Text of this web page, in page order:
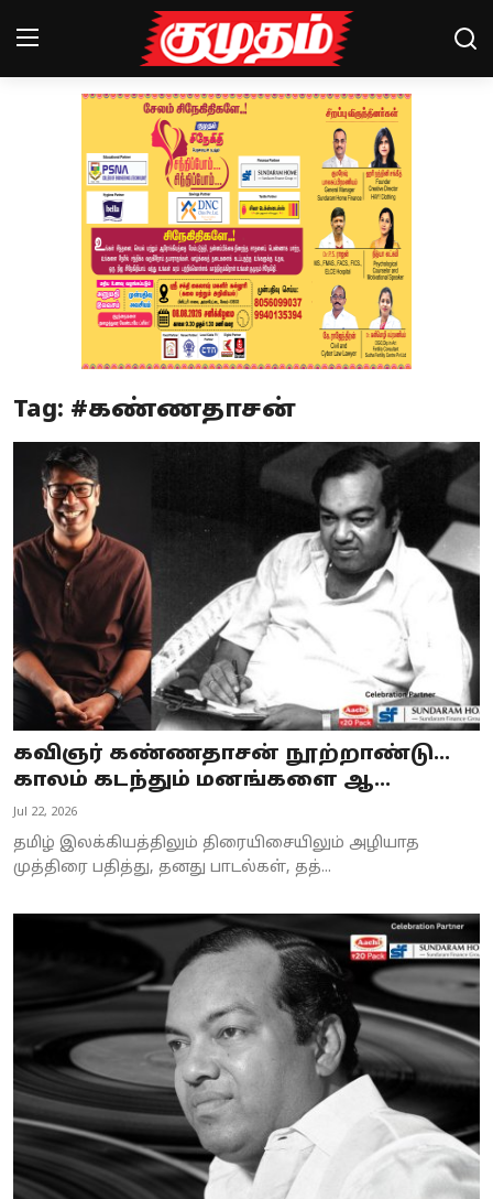
Magazines
Special Story
Business
Crime
Tamilnadu
National
World
Astrology
Spirituality
Weather
Politics
Tag: #கண்ணதாசன்
கவிஞர் கண்ணதாசன் நூற்றாண்டு...
காலம் கடந்தும் மனங்களை ஆ...
Jul 22, 2026
தமிழ் இலக்கியத்திலும் திரையிசையிலும் அழியாத
முத்திரை பதித்து, தனது பாடல்கள், தத்...